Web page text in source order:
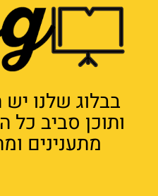
בבלוג שלנו
ותוכן סביב כל
מתענינים